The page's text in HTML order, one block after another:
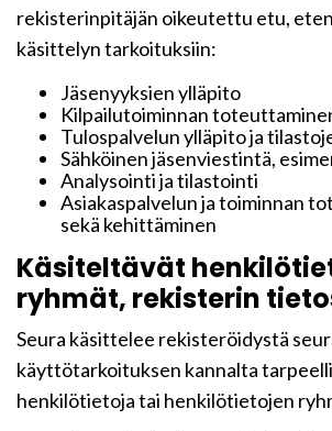
rekisterinpitäjän oikeutettu etu,
käsittelyn tarkoituksiin:
Jäsenyyksien ylläpito
Kilpailutoiminnan
Tulospalvelun ylläpito ja
Sähköinen jäsenviestintä,
Analysointi ja tilastointi
Asiakaspalvelun ja toiminnan
sekä kehittäminen
Käsiteltävät
ryhmät, rekisterin
Seura käsittelee rekisteröidystä
käyttötarkoituksen kannalta
henkilötietoja tai henkilötietojen